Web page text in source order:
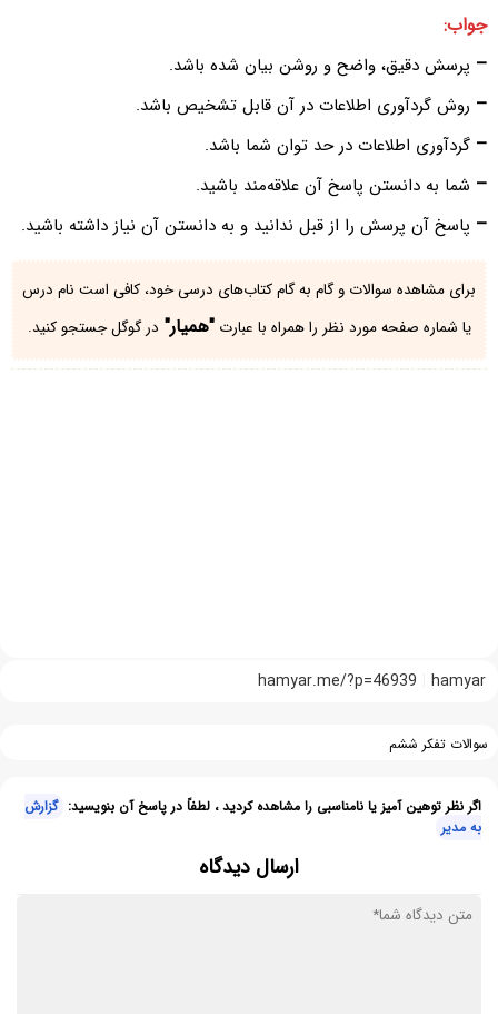
جواب:
– پرسش دقیق، واضح و روشن بیان شده باشد.
– روش گردآوری اطلاعات‌ در آن قابل تشخیص باشد.
– گردآوری اطلاعات در حد توان شما باشد.
– شما به دانستن پاسخ آن علاقه‌مند باشید.
– پاسخ آن پرسش را از قبل ندانید و به دانستن آن نیاز داشته باشید.
برای مشاهده سوالات و گام به گام کتاب‌های درسی خود، کافی است نام درس
یا شماره صفحه مورد نظر را همراه با عبارت"همیار" در گوگل جستجو کنید.
hamyar
hamyar.me/?p=46939
سوالات تفکر ششم
اگر نظر توهین آمیز یا نامناسبی را مشاهده کردید ، لطفاً در پاسخ آن بنویسید: گزارش
به مدیر
ارسال دیدگاه